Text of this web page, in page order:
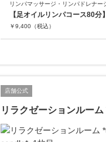
リンパマッサージ・リンパドレナー
【足オイルリンパコース80
￥9,400 （税込）
店舗公式
リラクゼーションルー